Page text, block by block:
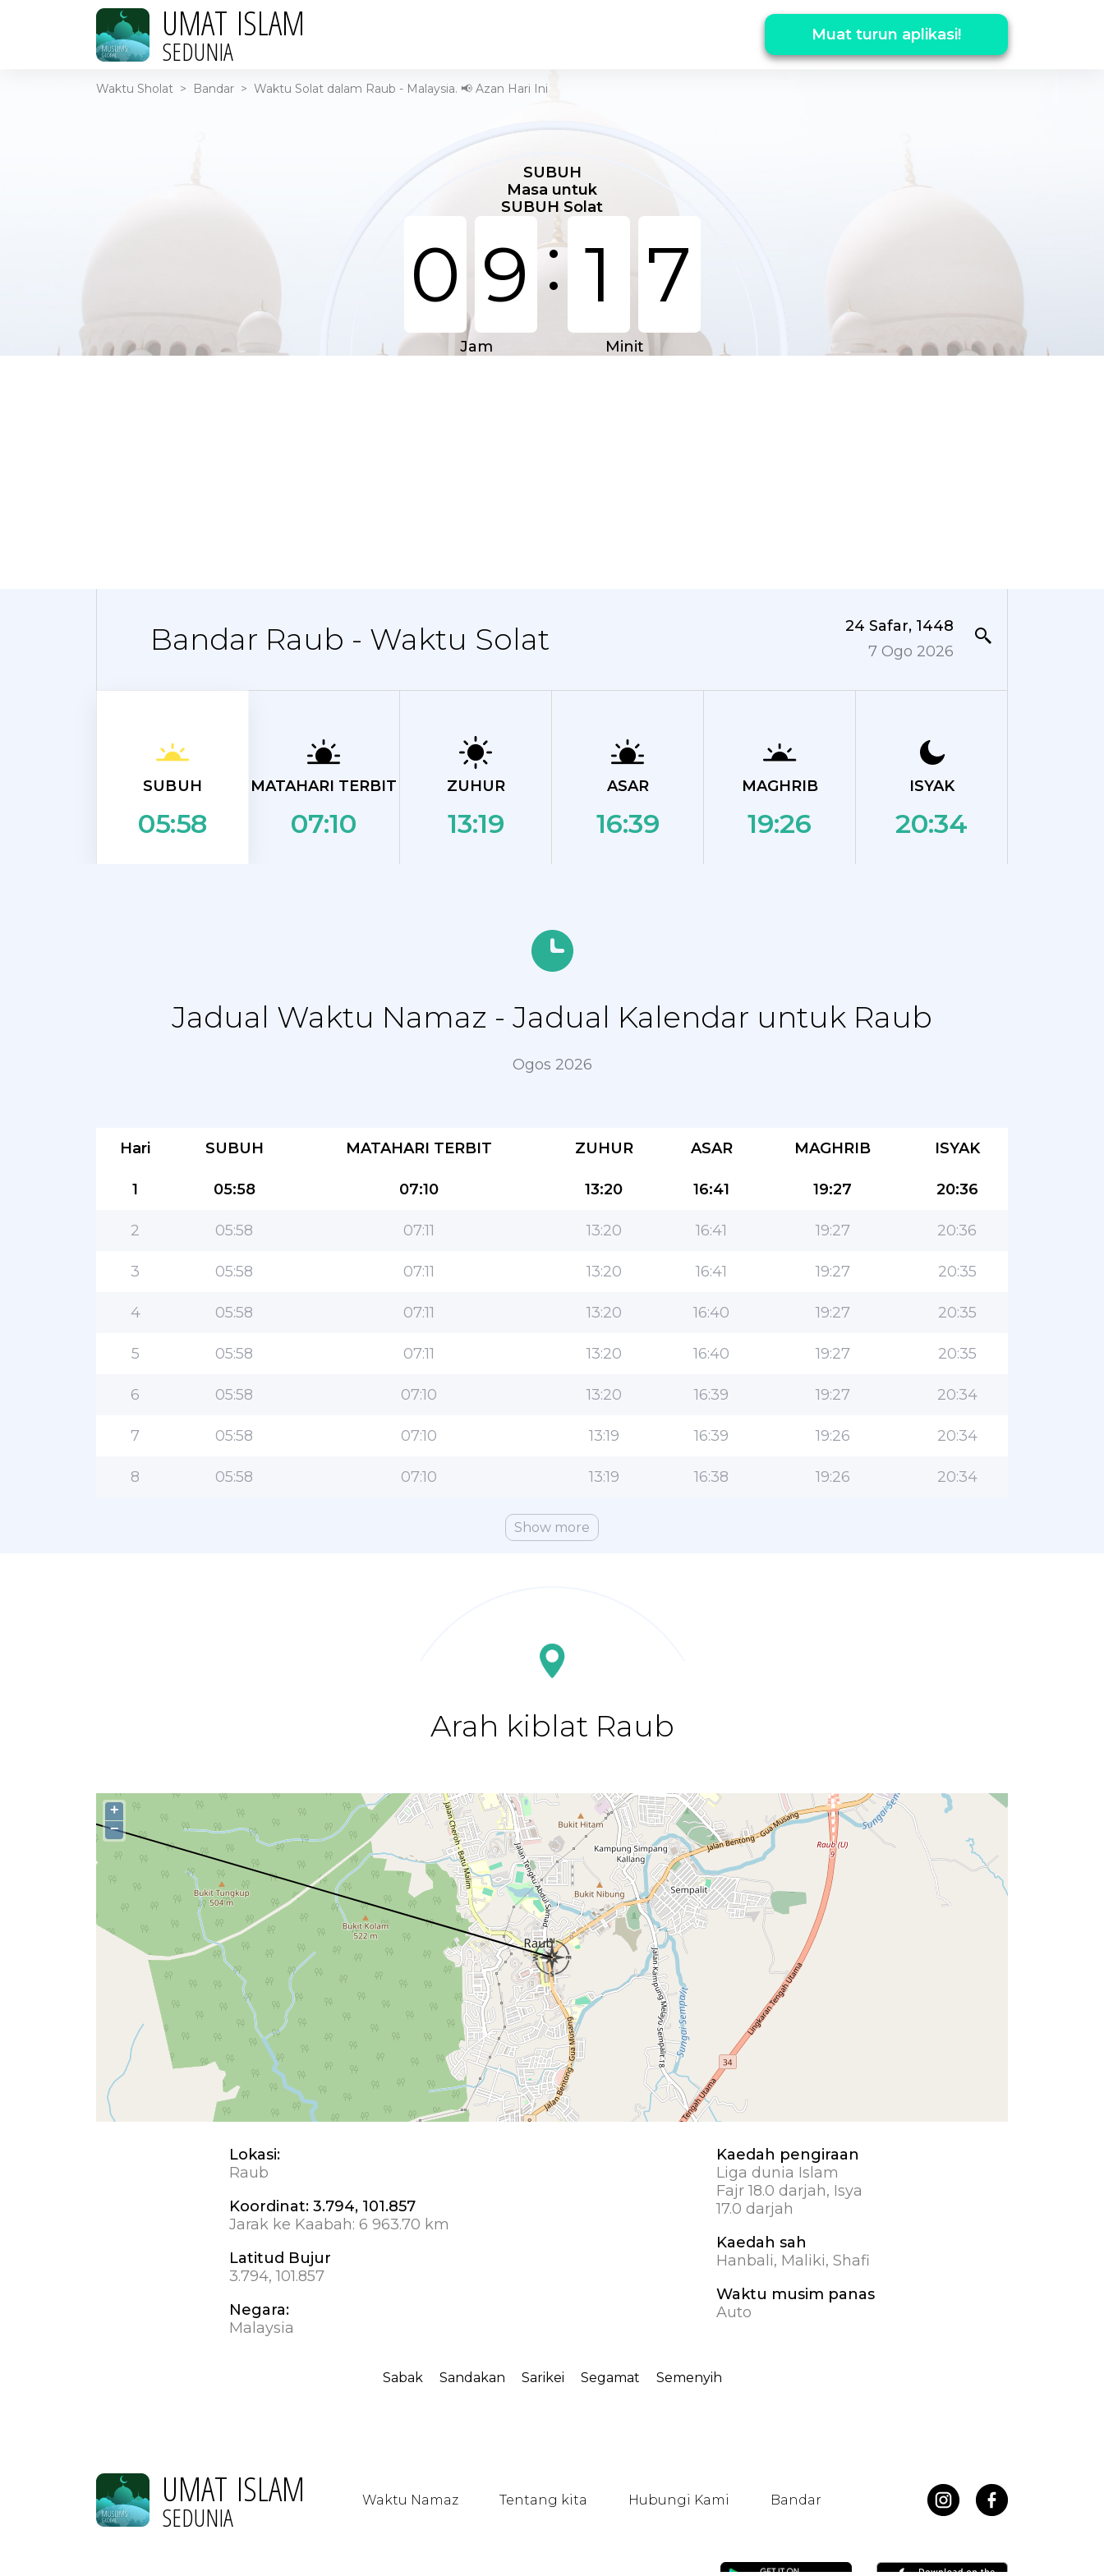
UMAT ISLAM
SEDUNIA Muat turun aplikasi!
Waktu Sholat > Bandar > Waktu Solat dalam Raub - Malaysia. 📢 Azan Hari Ini
SUBUH
Masa untuk
SUBUH Solat
0 9 : 1 7
Jam Minit
Bandar Raub - Waktu Solat
24 Safar, 1448
7 Ogo 2026
SUBUH
05:58
MATAHARI TERBIT
07:10
ZUHUR
13:19
ASAR
16:39
MAGHRIB
19:26
ISYAK
20:34
Jadual Waktu Namaz - Jadual Kalendar untuk Raub
Ogos 2026
Hari SUBUH MATAHARI TERBIT ZUHUR ASAR MAGHRIB ISYAK
1 05:58 07:10 13:20 16:41 19:27 20:36
2 05:58 07:11 13:20 16:41 19:27 20:36
3 05:58 07:11 13:20 16:41 19:27 20:35
4 05:58 07:11 13:20 16:40 19:27 20:35
5 05:58 07:11 13:20 16:40 19:27 20:35
6 05:58 07:10 13:20 16:39 19:27 20:34
7 05:58 07:10 13:19 16:39 19:26 20:34
8 05:58 07:10 13:19 16:38 19:26 20:34
Show more
Arah kiblat Raub
+
−
Lokasi:
Raub
Koordinat:3.794, 101.857
Jarak ke Kaabah:6 963.70 km
Latitud Bujur
3.794, 101.857
Negara:
Malaysia
Kaedah pengiraan
Liga dunia Islam
Fajr 18.0 darjah, Isya
17.0 darjah
Kaedah sah
Hanbali, Maliki, Shafi
Waktu musim panas
Auto
Sabak Sandakan Sarikei Segamat Semenyih
UMAT ISLAM
SEDUNIA Waktu Namaz Tentang kita Hubungi Kami Bandar
Aplikasi paling popular untuk umat
Islam!
Aplikasi gaya hidup Islam yang popular, dengan
paling tepat